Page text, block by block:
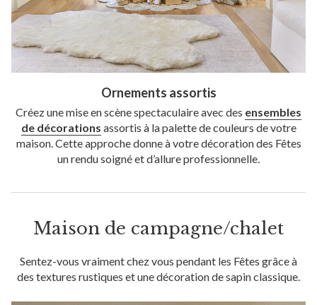
Ornements assortis
Créez une mise en scène spectaculaire avec des ensembles
de décorations assortis à la palette de couleurs de votre
maison. Cette approche donne à votre décoration des Fêtes
un rendu soigné et d’allure professionnelle.
Maison de campagne/chalet
Sentez-vous vraiment chez vous pendant les Fêtes grâce à
des textures rustiques et une décoration de sapin classique.